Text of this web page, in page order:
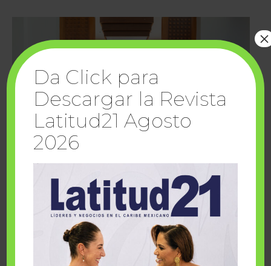
Cuando la solidaridad inspira; cumplen
sueños Fairmont Mayakoba y Make-A-Wish
Da Click para
Descargar la Revista
Latitud21 Agosto
2026
×